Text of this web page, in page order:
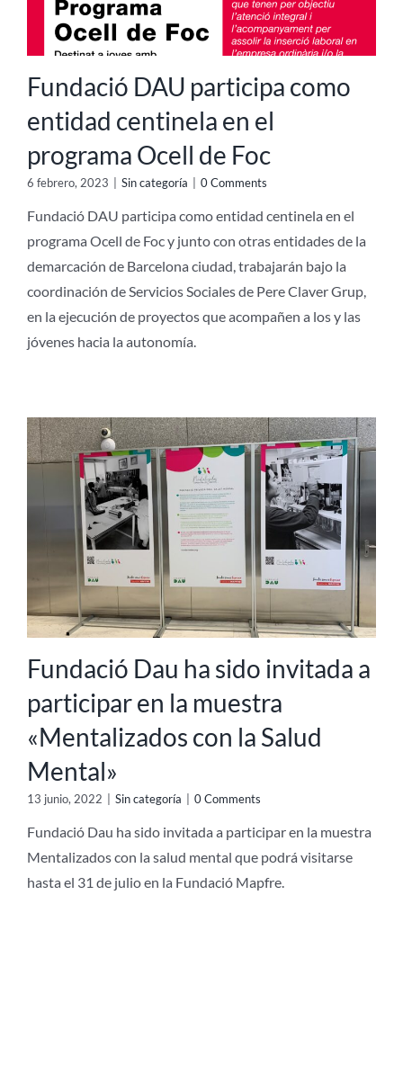
Fundació DAU participa como
entidad centinela en el
programa Ocell de Foc
6 febrero, 2023 Sin categoría 0 Comments
Fundació DAU participa como entidad centinela en el
programa Ocell de Foc y junto con otras entidades de la
demarcación de Barcelona ciudad, trabajarán bajo la
coordinación de Servicios Sociales de Pere Claver Grup,
en la ejecución de proyectos que acompañen a los y las
jóvenes hacia la autonomía.
Fundació Dau ha sido invitada a
participar en la muestra
«Mentalizados con la Salud
Mental»
13 junio, 2022 Sin categoría 0 Comments
Fundació Dau ha sido invitada a participar en la muestra
Mentalizados con la salud mental que podrá visitarse
hasta el 31 de julio en la Fundació Mapfre.